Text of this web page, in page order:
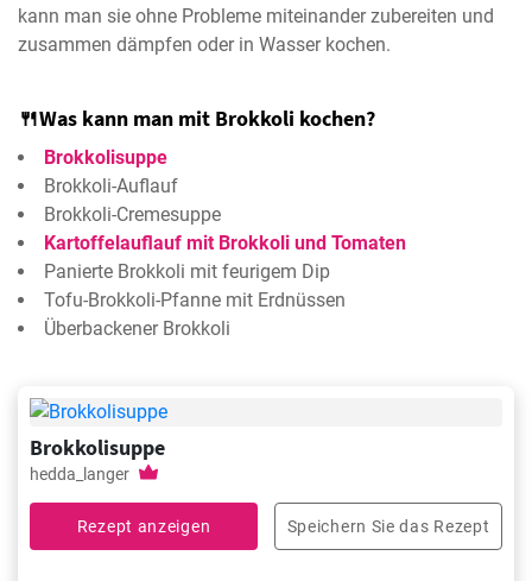
kann man sie ohne Probleme miteinander zubereiten und
zusammen dämpfen oder in Wasser kochen.
🍴Was kann man mit Brokkoli kochen?
Brokkolisuppe
Brokkoli-Auflauf
Brokkoli-Cremesuppe
Kartoffelauflauf mit Brokkoli und Tomaten
Panierte Brokkoli mit feurigem Dip
Tofu-Brokkoli-Pfanne mit Erdnüssen
Überbackener Brokkoli
Brokkolisuppe
hedda_langer
Rezept anzeigen Speichern Sie das Rezept